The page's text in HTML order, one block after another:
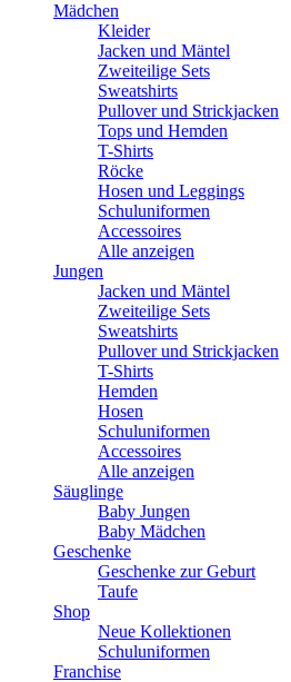
Mädchen
Kleider
Jacken und Mäntel
Zweiteilige Sets
Sweatshirts
Pullover und Strickjacken
Tops und Hemden
T-Shirts
Röcke
Hosen und Leggings
Schuluniformen
Accessoires
Alle anzeigen
Jungen
Jacken und Mäntel
Zweiteilige Sets
Sweatshirts
Pullover und Strickjacken
T-Shirts
Hemden
Hosen
Schuluniformen
Accessoires
Alle anzeigen
Säuglinge
Baby Jungen
Baby Mädchen
Geschenke
Geschenke zur Geburt
Taufe
Shop
Neue Kollektionen
Schuluniformen
Franchise